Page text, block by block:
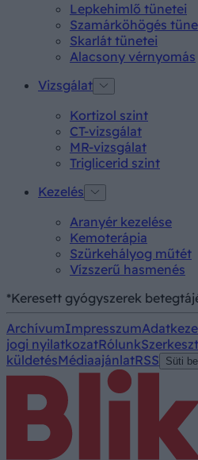
Lepkehimlő tünetei
Szamárköhögés
Skarlát tünetei
Alacsony vérnyomás
Vizsgálat
Kortizol szint
CT-vizsgálat
MR-vizsgálat
Triglicerid szint
Kezelés
Aranyér kezelése
Kemoterápia
Szürkehályog műtét
Vízszerű hasmenés
*Keresett gyógyszerek
ArchívumImpresszum
jogi nyilatkozatRólunk
küldetésMédiaajánlatRSS Süti